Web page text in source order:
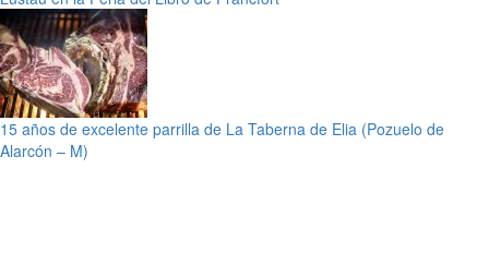
15 años de excelente parrilla de La Taberna de Elia (Pozuelo de
Alarcón – M)